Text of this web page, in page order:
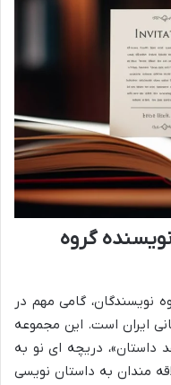
گروه
نویسندگان، گامی مهم در
ایران است. این مجموعه
داستان»، دریچه ای نو به
مندان به داستان نویسی